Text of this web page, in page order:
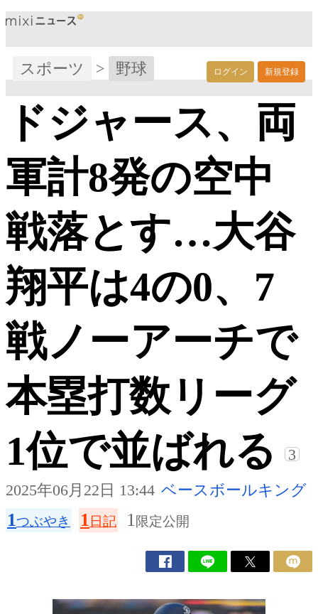
ログイン 新規登録
スポーツ > 野球
ドジャース、両
軍計8発の空中
戦落とす…大谷
翔平は4の0、7
戦ノーアーチで
本塁打数リーグ
1位で並ばれる
3
2025年06月22日 13:44 ベースボールキング
1つぶやき 1 日記 1 限定公開